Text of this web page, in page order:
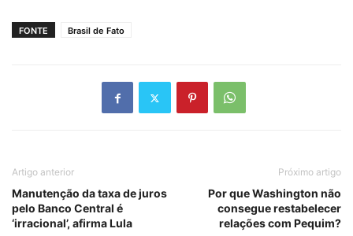
FONTE Brasil de Fato
Artigo anterior
Manutenção da taxa de juros
pelo Banco Central é
‘irracional’, afirma Lula
Próximo artigo
Por que Washington não
consegue restabelecer
relações com Pequim?